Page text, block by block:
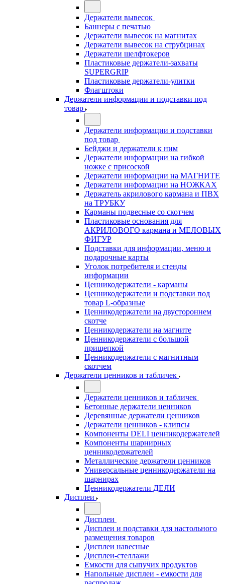
Держатели вывесок
Баннеры с печатью
Держатели вывесок на магнитах
Держатели вывесок на струбцинах
Держатели шелфтокеров
Пластиковые держатели-захваты
SUPERGRIP
Пластиковые держатели-улитки
Флагштоки
Держатели информации и подставки под
товар
Держатели информации и подставки
под товар
Бейджи и держатели к ним
Держатели информации на гибкой
ножке с присоской
Держатели информации на МАГНИТЕ
Держатели информации на НОЖКАХ
Держатель акрилового кармана и ПВХ
на ТРУБКУ
Карманы подвесные со скотчем
Пластиковые основания для
АКРИЛОВОГО кармана и МЕЛОВЫХ
ФИГУР
Подставки для информации, меню и
подарочные карты
Уголок потребителя и стенды
информации
Ценникодержатели - карманы
Ценникодержатели и подставки под
товар L-образные
Ценникодержатели на двустороннем
скотче
Ценникодержатели на магните
Ценникодержатели с большой
прищепкой
Ценникодержатели с магнитным
скотчем
Держатели ценников и табличек
Держатели ценников и табличек
Бетонные держатели ценников
Деревянные держатели ценников
Держатели ценников - клипсы
Компоненты DELI ценникодержателей
Компоненты шарнирных
ценникодержателей
Металлические держатели ценников
Универсальные ценникодержатели на
шарнирах
Ценникодержатели ДЕЛИ
Дисплеи
Дисплеи
Дисплеи и подставки для настольного
размещения товаров
Дисплеи навесные
Дисплеи-стеллажи
Емкости для сыпучих продуктов
Напольные дисплеи - емкости для